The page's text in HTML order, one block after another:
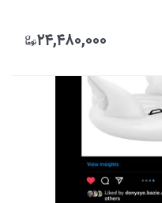
۲۴,۴۸۰,۰۰۰